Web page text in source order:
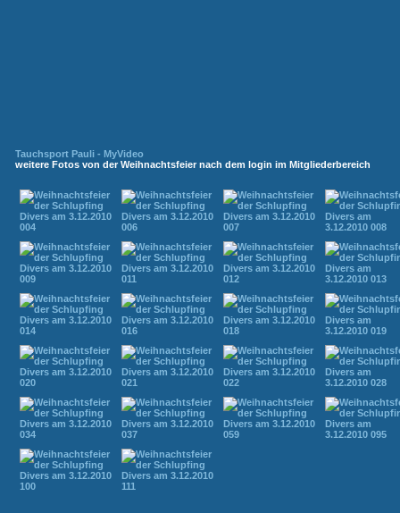
Tauchsport Pauli - MyVideo
weitere Fotos von der Weihnachtsfeier nach dem login im Mitgliederbereich